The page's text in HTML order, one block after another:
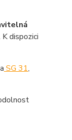
K dispozici
a SG 31,